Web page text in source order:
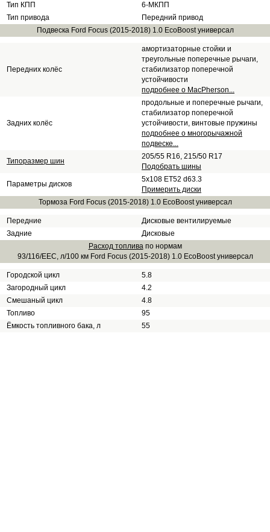
Тип КПП
6-МКПП
Тип привода
Передний привод
Подвеска Ford Focus (2015-2018) 1.0 EcoBoost универсал
Передних колёс
амортизаторные стойки и
треугольные поперечные рычаги,
стабилизатор поперечной
устойчивости
подробнее о MacPherson...
Задних колёс
продольные и поперечные рычаги,
стабилизатор поперечной
устойчивости, винтовые пружины
подробнее о многорычажной
подвеске...
Типоразмер шин
205/55 R16, 215/50 R17
Подобрать шины
Параметры дисков
5x108 ET52 d63.3
Примерить диски
Тормоза Ford Focus (2015-2018) 1.0 EcoBoost универсал
Передние
Дисковые вентилируемые
Задние
Дисковые
Расход топливапо нормам
93/116/EEC, л/100 км Ford Focus (2015-2018) 1.0 EcoBoost универсал
Городской цикл
5.8
Загородный цикл
4.2
Смешаный цикл
4.8
Топливо
95
Ёмкость топливного бака, л
55